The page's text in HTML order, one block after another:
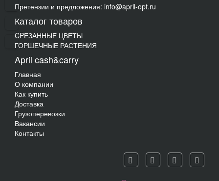
Претензии и предложения: info@april-opt.ru
Каталог товаров
CPЕЗАННЫЕ ЦВЕТЫ
ГОРШЕЧНЫЕ РАСТЕНИЯ
April cash&carry
Главная
О компании
Как купить
Доставка
Грузоперевозки
Вакансии
Контакты